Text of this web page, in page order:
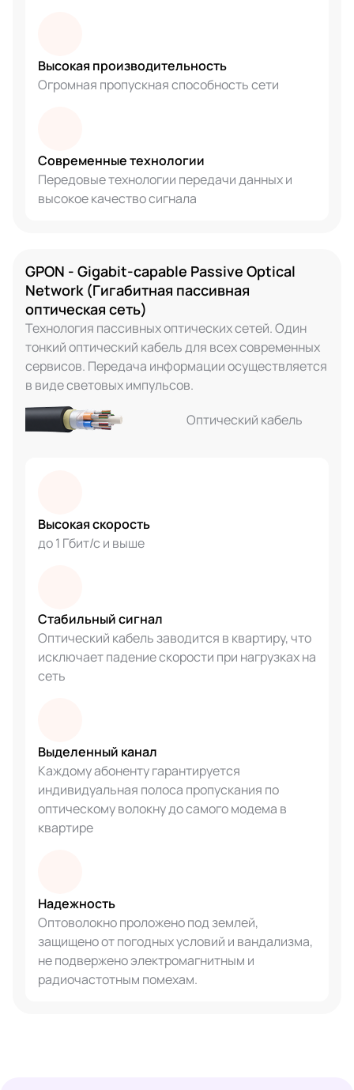
Высокая производительность
Огромная пропускная способность сети
Современные технологии
Передовые технологии передачи данных и
высокое качество сигнала
GPON - Gigabit-capable Passive Optical
Network (Гигабитная пассивная
оптическая сеть)
Технология пассивных оптических сетей. Один
тонкий оптический кабель для всех современных
сервисов. Передача информации осуществляется
в виде световых импульсов.
Оптический кабель
Высокая скорость
до 1 Гбит/с и выше
Стабильный сигнал
Оптический кабель заводится в квартиру, что
исключает падение скорости при нагрузках на
сеть
Выделенный канал
Каждому абоненту гарантируется
индивидуальная полоса пропускания по
оптическому волокну до самого модема в
квартире
Надежность
Оптоволокно проложено под землей,
защищено от погодных условий и вандализма,
не подвержено электромагнитным и
радиочастотным помехам.